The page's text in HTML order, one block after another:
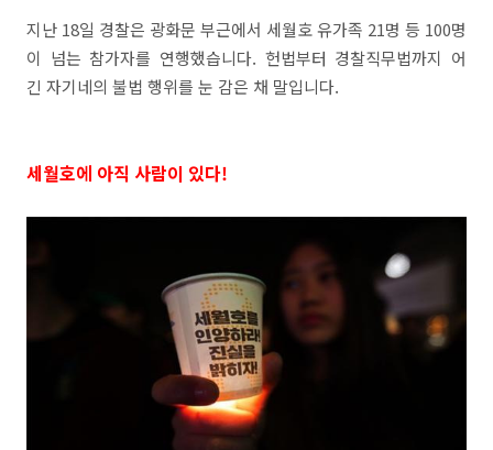
지난 18일 경찰은 광화문 부근에서 세월호 유가족 21명 등 100명
이 넘는 참가자를 연행했습니다. 헌법부터 경찰직무법까지 어
긴 자기네의 불법 행위를 눈 감은 채 말입니다.
세월호에 아직 사람이 있다!